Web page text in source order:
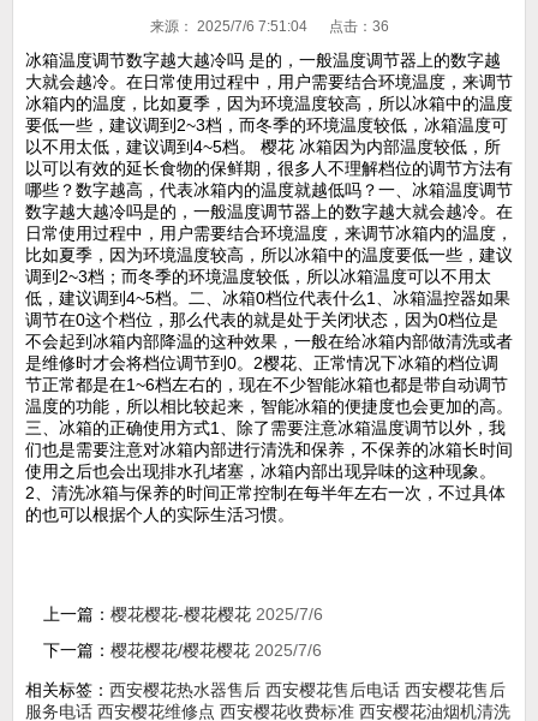
来源： 2025/7/6 7:51:04 点击： 36
冰箱温度调节数字越大越冷吗 是的，一般温度调节器上的数字越
大就会越冷。在日常使用过程中，用户需要结合环境温度，来调节
冰箱内的温度，比如夏季，因为环境温度较高，所以冰箱中的温度
要低一些，建议调到2~3档，而冬季的环境温度较低，冰箱温度可
以不用太低，建议调到4~5档。 樱花 冰箱因为内部温度较低，所
以可以有效的延长食物的保鲜期，很多人不理解档位的调节方法有
哪些？数字越高，代表冰箱内的温度就越低吗？一、冰箱温度调节
数字越大越冷吗是的，一般温度调节器上的数字越大就会越冷。在
日常使用过程中，用户需要结合环境温度，来调节冰箱内的温度，
比如夏季，因为环境温度较高，所以冰箱中的温度要低一些，建议
调到2~3档；而冬季的环境温度较低，所以冰箱温度可以不用太
低，建议调到4~5档。二、冰箱0档位代表什么1、冰箱温控器如果
调节在0这个档位，那么代表的就是处于关闭状态，因为0档位是
不会起到冰箱内部降温的这种效果，一般在给冰箱内部做清洗或者
是维修时才会将档位调节到0。2樱花、正常情况下冰箱的档位调
节正常都是在1~6档左右的，现在不少智能冰箱也都是带自动调节
温度的功能，所以相比较起来，智能冰箱的便捷度也会更加的高。
三、冰箱的正确使用方式1、除了需要注意冰箱温度调节以外，我
们也是需要注意对冰箱内部进行清洗和保养，不保养的冰箱长时间
使用之后也会出现排水孔堵塞，冰箱内部出现异味的这种现象。
2、清洗冰箱与保养的时间正常控制在每半年左右一次，不过具体
的也可以根据个人的实际生活习惯。
上一篇： 樱花樱花-樱花樱花 2025/7/6
下一篇： 樱花樱花/樱花樱花 2025/7/6
相关标签： 西安樱花热水器售后 西安樱花售后电话 西安樱花售后
服务电话 西安樱花维修点 西安樱花收费标准 西安樱花油烟机清洗